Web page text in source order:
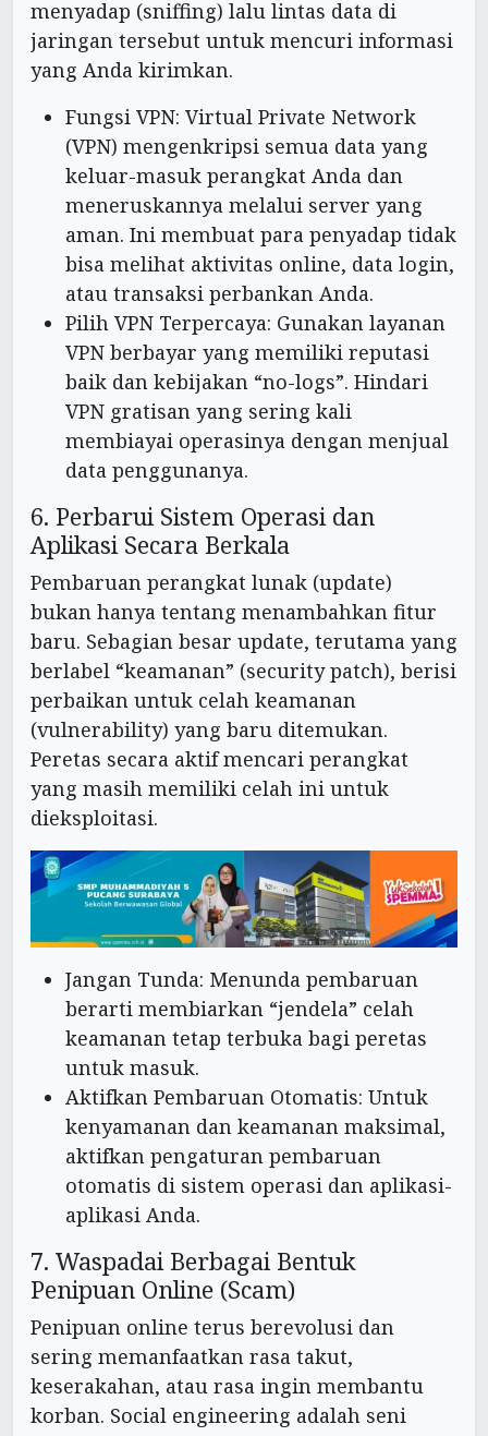
menyadap (sniffing) lalu lintas data di
jaringan tersebut untuk mencuri informasi
yang Anda kirimkan.
Fungsi VPN: Virtual Private Network
(VPN) mengenkripsi semua data yang
keluar-masuk perangkat Anda dan
meneruskannya melalui server yang
aman. Ini membuat para penyadap tidak
bisa melihat aktivitas online, data login,
atau transaksi perbankan Anda.
Pilih VPN Terpercaya: Gunakan layanan
VPN berbayar yang memiliki reputasi
baik dan kebijakan “no-logs”. Hindari
VPN gratisan yang sering kali
membiayai operasinya dengan menjual
data penggunanya.
6. Perbarui Sistem Operasi dan
Aplikasi Secara Berkala
Pembaruan perangkat lunak (update)
bukan hanya tentang menambahkan fitur
baru. Sebagian besar update, terutama yang
berlabel “keamanan” (security patch), berisi
perbaikan untuk celah keamanan
(vulnerability) yang baru ditemukan.
Peretas secara aktif mencari perangkat
yang masih memiliki celah ini untuk
dieksploitasi.
Jangan Tunda: Menunda pembaruan
berarti membiarkan “jendela” celah
keamanan tetap terbuka bagi peretas
untuk masuk.
Aktifkan Pembaruan Otomatis: Untuk
kenyamanan dan keamanan maksimal,
aktifkan pengaturan pembaruan
otomatis di sistem operasi dan aplikasi-
aplikasi Anda.
7. Waspadai Berbagai Bentuk
Penipuan Online (Scam)
Penipuan online terus berevolusi dan
sering memanfaatkan rasa takut,
keserakahan, atau rasa ingin membantu
korban. Social engineering adalah seni